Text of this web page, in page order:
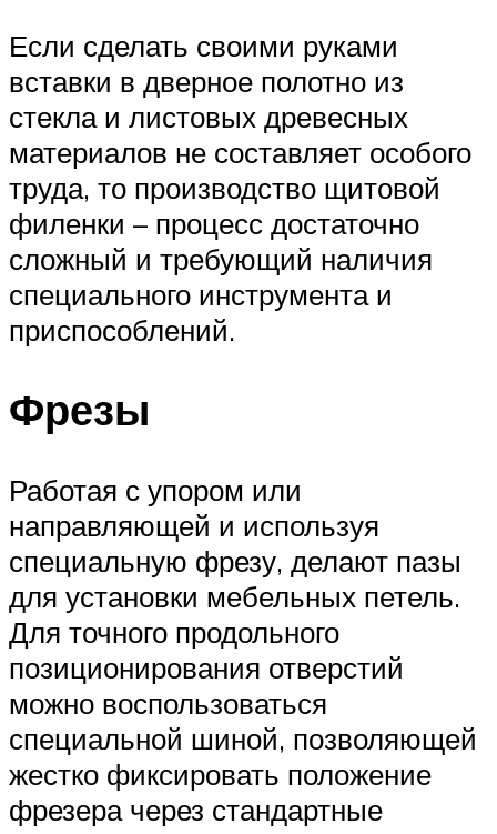
Если сделать своими руками
вставки в дверное полотно из
стекла и листовых древесных
материалов не составляет особого
труда, то производство щитовой
филенки – процесс достаточно
сложный и требующий наличия
специального инструмента и
приспособлений.
Фрезы
Работая с упором или
направляющей и используя
специальную фрезу, делают пазы
для установки мебельных петель.
Для точного продольного
позиционирования отверстий
можно воспользоваться
специальной шиной, позволяющей
жестко фиксировать положение
фрезера через стандартные